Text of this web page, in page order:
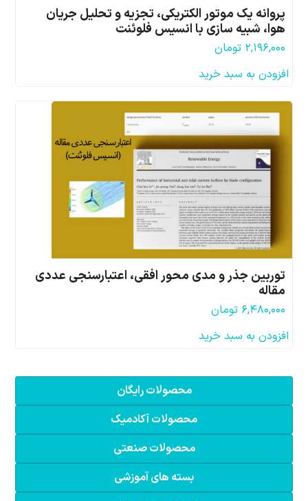
پروانه یک موتور الکتریکی، تجزیه و تحلیل جریان
هوا، شبیه سازی با انسیس فلوئنت
۲,۱۹۶,۰۰۰ تومان
افزودن به سبد خرید
توربین جذر و مدی محور افقی، اعتبارسنجی عددی
مقاله
۶,۴۸۰,۰۰۰ تومان
افزودن به سبد خرید
محصولات رایگان
محصولات آکادمیک
محصولات صنعتی
بسته های آموزشی